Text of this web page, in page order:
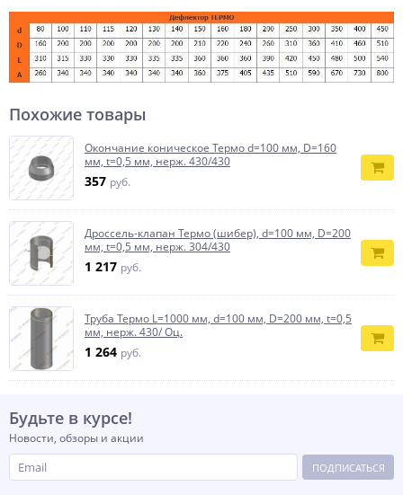
Похожие товары
Окончание коническое Термо d=100 мм, D=160
мм, t=0,5 мм, нерж. 430/430
357 руб.
Дроссель-клапан Термо (шибер), d=100 мм, D=200
мм, t=0,5 мм, нерж. 304/430
1 217 руб.
Труба Термо L=1000 мм, d=100 мм, D=200 мм, t=0,5
мм, нерж. 430/ Оц.
1 264 руб.
Будьте в курсе!
Новости, обзоры и акции
ПОДПИСАТЬСЯ